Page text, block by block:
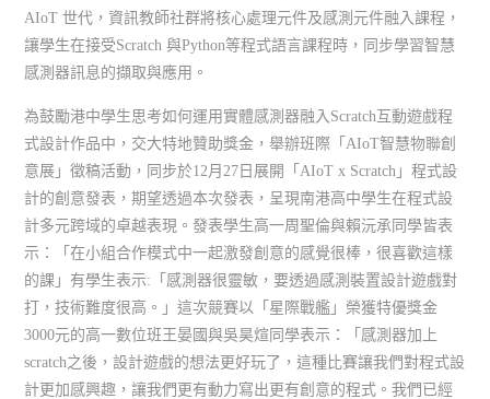
AIoT 世代，資訊教師社群將核心處理元件及感測元件融入課程，
讓學生在接受Scratch 與Python等程式語言課程時，同步學習智慧
感測器訊息的擷取與應用。
為鼓勵港中學生思考如何運用實體感測器融入Scratch互動遊戲程
式設計作品中，交大特地贊助獎金，舉辦班際「AIoT智慧物聯創
意展」徵稿活動，同步於12月27日展開「AIoT x Scratch」程式設
計的創意發表，期望透過本次發表，呈現南港高中學生在程式設
計多元跨域的卓越表現。發表學生高一周聖倫與賴沅承同學皆表
示：「在小組合作模式中一起激發創意的感覺很棒，很喜歡這樣
的課」有學生表示:「感測器很靈敏，要透過感測裝置設計遊戲對
打，技術難度很高。」這次競賽以「星際戰艦」榮獲特優獎金
3000元的高一數位班王晏國與吳昊煊同學表示：「感測器加上
scratch之後，設計遊戲的想法更好玩了，這種比賽讓我們對程式設
計更加感興趣，讓我們更有動力寫出更有創意的程式。我們已經